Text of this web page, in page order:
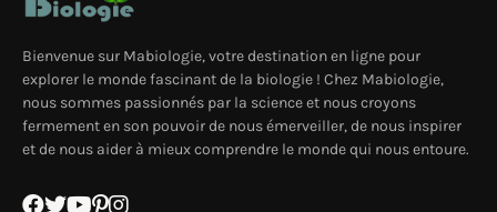
Bienvenue sur Mabiologie, votre destination en ligne pour
explorer le monde fascinant de la biologie ! Chez Mabiologie,
nous sommes passionnés par la science et nous croyons
fermement en son pouvoir de nous émerveiller, de nous inspirer
et de nous aider à mieux comprendre le monde qui nous entoure.